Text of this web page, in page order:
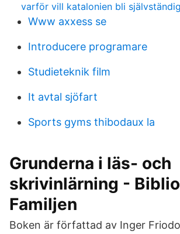
varför vill katalonien bli
Www axxess se
Introducere programare
Studieteknik film
It avtal sjöfart
Sports gyms thibodaux la
Grunderna i läs- och
skrivinlärning -
Familjen
Boken är författad av Inger